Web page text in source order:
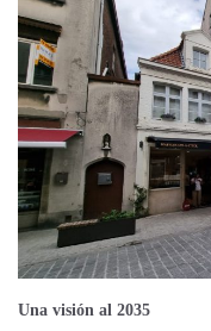
Una visión al 2035